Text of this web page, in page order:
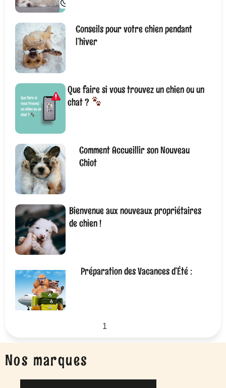
Conseils pour votre chien pendant
l’hiver
Que faire si vous trouvez un chien ou un
chat ?
Comment Accueillir son Nouveau
Chiot
Bienvenue aux nouveaux propriétaires
de chien !
Préparation des Vacances d’Été :
1
Nos marques